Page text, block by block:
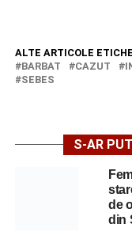
ALTE ARTICOLE
BARBAT
CAZUT
SEBES
S-AR
de
din